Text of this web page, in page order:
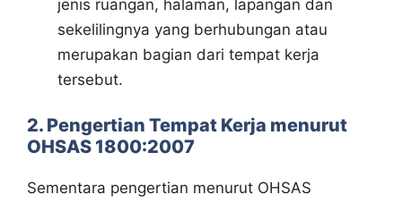
jenis ruangan, halaman, lapangan dan
sekelilingnya yang berhubungan atau
merupakan bagian dari tempat kerja
tersebut.
2. Pengertian Tempat Kerja menurut
OHSAS 1800:2007
Sementara pengertian menurut OHSAS